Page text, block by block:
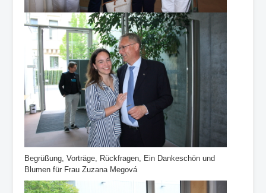
Begrüßung, Vorträge, Rückfragen, Ein Dankeschön und
Blumen für Frau Zuzana Megová